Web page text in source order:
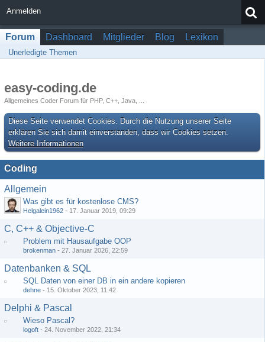
Anmelden
Forum Dashboard Mitglieder Blog Lexikon
Unerledigte Themen
easy-coding.de
Allgemeines Coder Forum für PHP, C++, Java, ...
Diese Seite verwendet Cookies. Durch die Nutzung unserer Seite
erklären Sie sich damit einverstanden, dass wir Cookies setzen.
Weitere Informationen
Coding
Allgemein
Was gibt es für kostenlose CMS?
Helgalein1962 - 17. Januar 2019, 09:29
C, C++ & Objective-C
Problem mit Hausaufgabe OOP
brokenman - 27. Januar 2026, 22:59
Datenbanken & SQL
SQL Daten von einer DB in ein andere kopieren
dehne - 15. Oktober 2023, 11:42
Delphi & Pascal
Wieso Pascal?
logoft - 24. November 2022, 21:34